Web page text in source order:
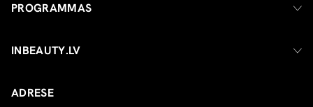
PROGRAMMAS
INBEAUTY.LV
ADRESE